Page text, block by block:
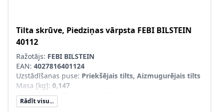
Tilta skrūve, Piedziņas vārpsta FEBI BILSTEIN
40112
Ražotājs: FEBI BILSTEIN
EAN: 4027816401124
Uzstādīšanas puse: Priekšējais tilts, Aizmugurējais tilts
Masa [kg]: 0,147
Uzgriežņu atslēgas izmērs
Skrūves galvas-/Uzgriežņa profils
Rādīt visu...